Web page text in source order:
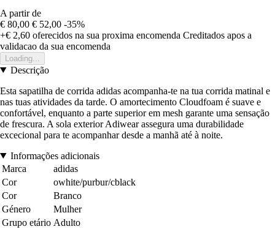
A partir de
€ 80,00 € 52,00 -35%
+€ 2,60 oferecidos na sua proxima encomenda Creditados apos a
validacao da sua encomenda
Loading...
Descrição
Esta sapatilha de corrida adidas acompanha-te na tua corrida matinal e
nas tuas atividades da tarde. O amortecimento Cloudfoam é suave e
confortável, enquanto a parte superior em mesh garante uma sensação
de frescura. A sola exterior Adiwear assegura uma durabilidade
excecional para te acompanhar desde a manhã até à noite.
Informações adicionais
Marca
adidas
Cor
owhite/purbur/cblack
Cor
Branco
Género
Mulher
Grupo etário Adulto